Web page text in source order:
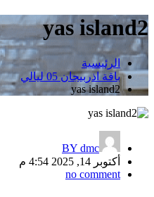
yas island2
الرئيسية
باقة اذربيجان 05 ليالي
yas island2
BY dmc
أكتوبر 14, 2025 4:54 م
no comment